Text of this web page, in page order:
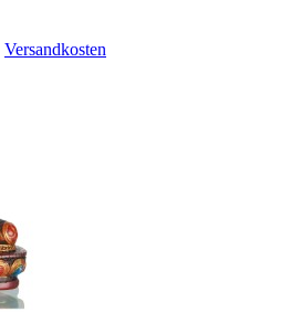
Versandkosten